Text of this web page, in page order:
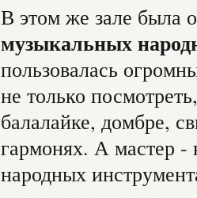
В этом же зале была
музыкальных
пользовалась
не только
балалайке, домбре,
гармонях. А мастер -
народных